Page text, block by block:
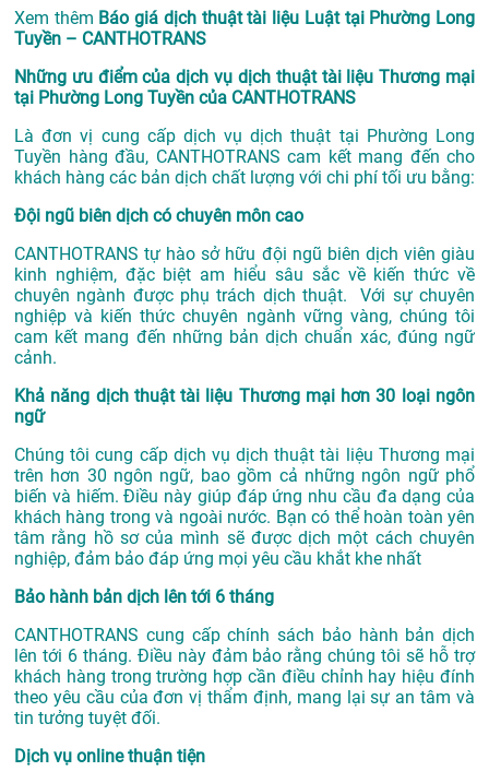
Xem thêm Báo giá dịch thuật tài liệu Luật tại Phường Long
Tuyền – CANTHOTRANS
Những ưu điểm của dịch vụ dịch thuật tài liệu Thương mại
tại Phường Long Tuyền của CANTHOTRANS
Là đơn vị cung cấp dịch vụdịch thuật tại Phường Long
Tuyền hàng đầu, CANTHOTRANS cam kết mang đến cho
khách hàng các bản dịch chất lượng với chi phí tối ưu bằng:
Đội ngũ biên dịch có chuyên môn cao
CANTHOTRANS tự hào sở hữu đội ngũ biên dịch viên giàu
kinh nghiệm, đặc biệt am hiểu sâu sắc về kiến thức về
chuyên ngành được phụ trách dịch thuật. Với sự chuyên
nghiệp và kiến thức chuyên ngành vững vàng, chúng tôi
cam kết mang đến những bản dịch chuẩn xác, đúng ngữ
cảnh.
Khả năng dịch thuật tài liệu Thương mại hơn 30 loại ngôn
ngữ
Chúng tôi cung cấp dịch vụ dịch thuật tài liệu Thương mại
trên hơn 30 ngôn ngữ, bao gồm cả những ngôn ngữ phổ
biến và hiếm. Điều này giúp đáp ứng nhu cầu đa dạng của
khách hàng trong và ngoài nước. Bạn có thể hoàn toàn yên
tâm rằng hồ sơ của mình sẽ được dịch một cách chuyên
nghiệp, đảm bảo đáp ứng mọi yêu cầu khắt khe nhất
Bảo hành bản dịch lên tới 6 tháng
CANTHOTRANS cung cấp chính sách bảo hành bản dịch
lên tới 6 tháng. Điều này đảm bảo rằng chúng tôi sẽ hỗ trợ
khách hàng trong trường hợp cần điều chỉnh hay hiệu đính
theo yêu cầu của đơn vị thẩm định, mang lại sự an tâm và
tin tưởng tuyệt đối.
Dịch vụ online thuận tiện